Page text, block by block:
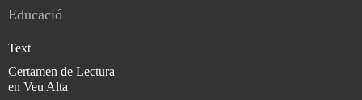
Educació
Text
Certamen de Lectura
en Veu Alta